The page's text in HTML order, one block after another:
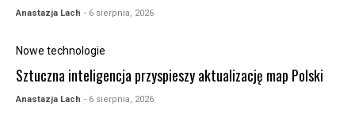
Anastazja Lach - 6 sierpnia, 2026
Nowe technologie
Sztuczna inteligencja przyspieszy aktualizację map Polski
Anastazja Lach - 6 sierpnia, 2026